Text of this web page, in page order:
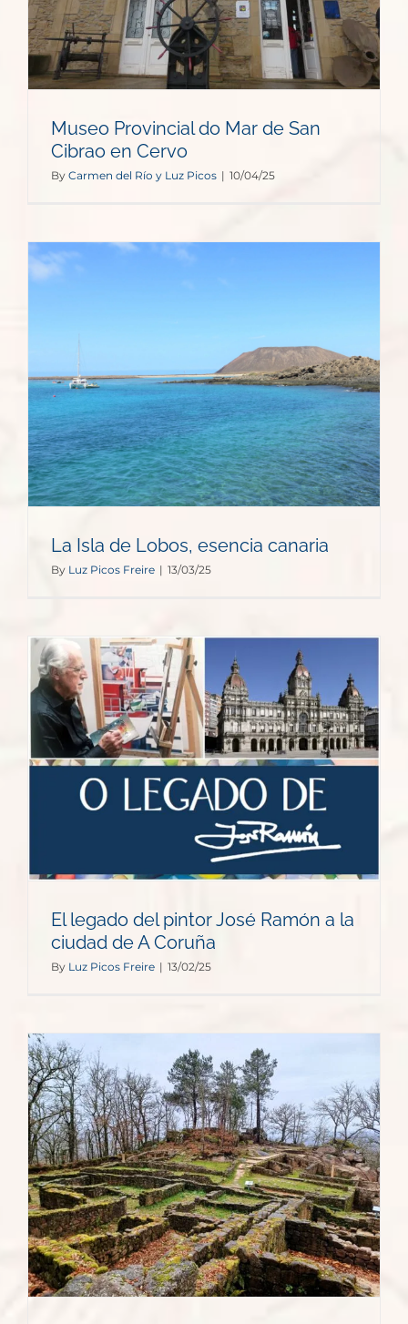
Museo Provincial do Mar de San
Cibrao en Cervo
By Carmen del Río y Luz Picos | 10/04/25
La Isla de Lobos, esencia canaria
By Luz Picos Freire | 13/03/25
El legado del pintor José Ramón a la
ciudad de A Coruña
By Luz Picos Freire | 13/02/25